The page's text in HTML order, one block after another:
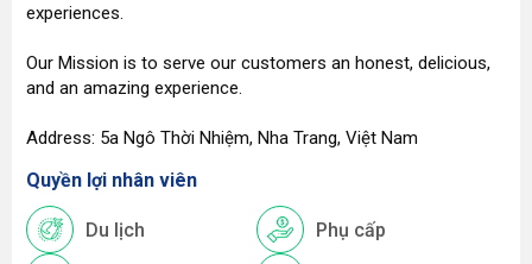
experiences.
Our Mission is to serve our customers an honest, delicious,
and an amazing experience.
Address: 5a Ngô Thời Nhiệm, Nha Trang, Việt Nam
Quyền lợi nhân viên
Du lịch Phụ cấp